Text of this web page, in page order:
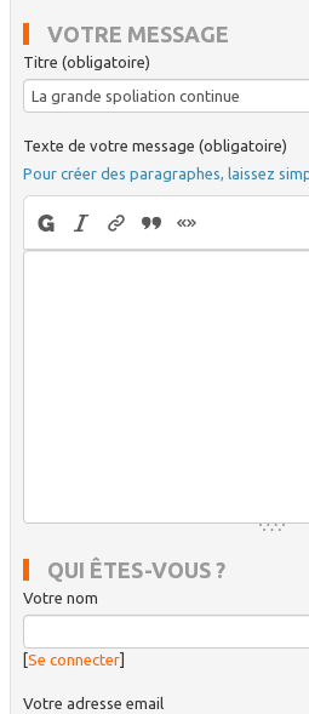
VOTRE MESSAGE
Titre (obligatoire)
Texte de votre message (obligatoire)
Pour créer des paragraphes, laissez
QUI ÊTES-VOUS ?
Votre nom
Se connecter]
Votre adresse email